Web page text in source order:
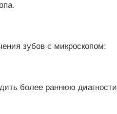
зубов с микроскопом:
более раннюю